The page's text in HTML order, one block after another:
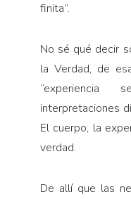
finita”.
No sé qué decir
la Verdad, de
interpretaciones
El cuerpo, la
verdad.
De allí que las